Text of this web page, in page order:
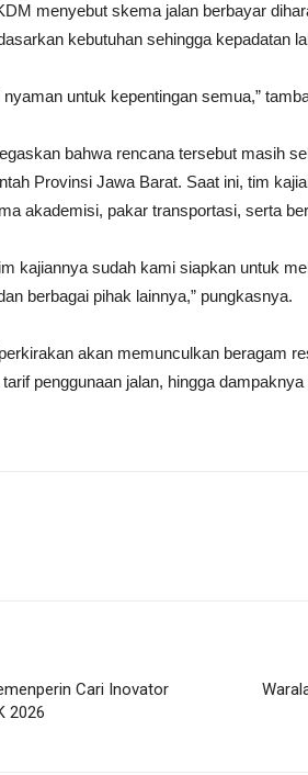
menyebut skema jalan berbayar
kebutuhan sehingga kepadatan
nyaman untuk kepentingan semua,”
bahwa rencana tersebut masih
Provinsi Jawa Barat. Saat ini, tim
akademisi, pakar transportasi, serta
kajiannya sudah kami siapkan untuk
berbagai pihak lainnya,” pungkasnya.
akan memunculkan beragam
penggunaan jalan, hingga
Cari Inovator
2026